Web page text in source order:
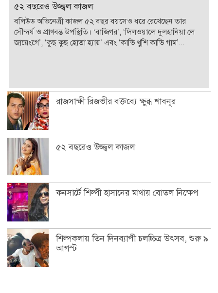
৫২ বছরেও উজ্জ্বল কাজল
বলিউড অভিনেত্রী কাজল ৫২ বছর বয়সেও ধরে রেখেছেন তার
সৌন্দর্য ও প্রাণবন্ত উপস্থিতি। ‘বাজিগর’, ‘দিলওয়ালে দুলহানিয়া লে
জায়েংগে’, ‘কুছ কুছ হোতা হ্যায়’ এবং ‘কাভি খুশি কাভি গাম’...
রাজসাক্ষী রিজভীর বক্তব্যে ক্ষুব্ধ শাবনূর
৫২ বছরেও উজ্জ্বল কাজল
কনসার্টে শিল্পী হাসানের মাথায় বোতল নিক্ষেপ
শিল্পকলায় তিন দিনব্যাপী চলচ্চিত্র উৎসব, শুরু ৯
আগস্ট